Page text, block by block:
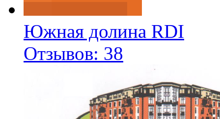
Южная долина RDI
Отзывов: 38